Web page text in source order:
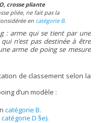
crosse pliante
pliée, ne fait pas la
en catégorie B.
: arme qui se tient par une
n’est pas destinée à être
arme de poing se mesure
de classement selon la
d’un modèle :
catégorie B.
catégorie D §e).